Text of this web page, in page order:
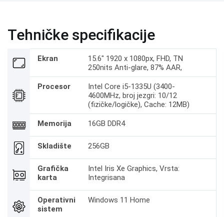
Tehničke specifikacije
Ekran
15.6" 1920 x 1080px, FHD, TN
250nits Anti-glare, 87% AAR,
Procesor
Intel Core i5-1335U (3400-
4600MHz, broj jezgri: 10/12
(fizičke/logičke), Cache: 12MB)
Memorija 16GB DDR4
Skladište 256GB
Grafička
karta
Intel Iris Xe Graphics, Vrsta:
Integrisana
Operativni
sistem
Windows 11 Home